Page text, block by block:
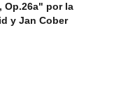
Op.26a" por la
y Jan Cober